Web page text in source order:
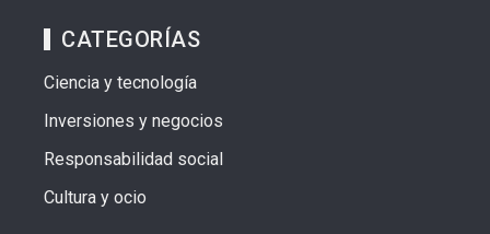
CATEGORÍAS
Ciencia y tecnología
Inversiones y negocios
Responsabilidad social
Cultura y ocio